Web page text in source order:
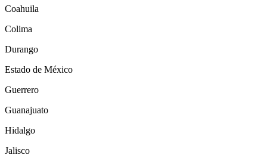
Coahuila
Colima
Durango
Estado de México
Guerrero
Guanajuato
Hidalgo
Jalisco